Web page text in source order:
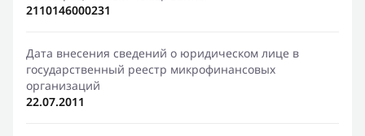
2110146000231
Дата внесения сведений о юридическом лице в
государственный реестр микрофинансовых
организаций
22.07.2011